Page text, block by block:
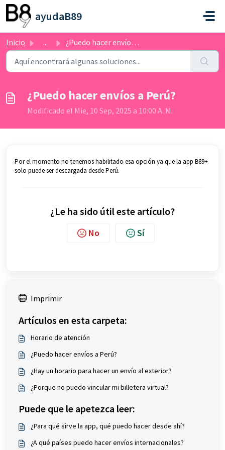
Saltar al contenido principal
ayudaB89
Inicio ... ¿Puedo hacer envíos a Perú?
¿Puedo hacer envíos a Perú?
Modificado el Mie, 10 Sep, 2025 a 10:00 A. M.
Por el momento no tenemos habilitado esa opción ya que la app B89+
solo puede ser descargada desde Perú.
¿Le ha sido útil este artículo?
No Sí
Imprimir
Artículos en esta carpeta:
Horario de atención
¿Puedo hacer envíos a Perú?
¿Hay un horario para hacer un envío al exterior?
¿Porque no puedo vincular mi billetera virtual?
Puede que le apetezca leer:
¿Para qué sirve la app, qué puedo hacer desde ahí?
¿A qué países puedo hacer envíos internacionales?